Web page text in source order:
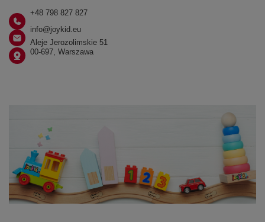
+48 798 827 827
info@joykid.eu
Aleje Jerozolimskie 51
00-697, Warszawa